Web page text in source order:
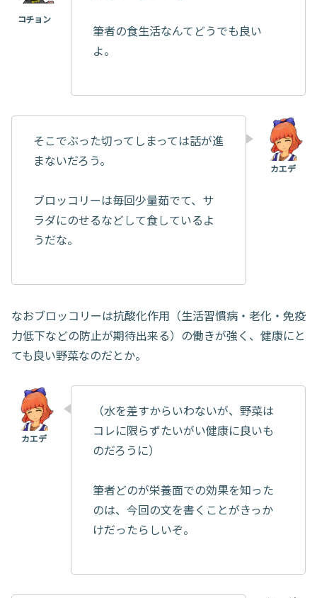
筆者の食生活なんてどうでも良い
よ。
そこでぶった切ってしまっては話が進
まないだろう。
ブロッコリーは毎回少量茹でて、サ
ラダにのせるなどして食しているよ
うだな。
なおブロッコリーは抗酸化作用（生活習慣病・老化・免疫
力低下などの防止が期待出来る）の働きが強く、健康にと
ても良い野菜なのだとか。
（水を差すからいわないが、野菜は
コレに限らずたいがい健康に良いも
のだろうに）
筆者どのが栄養面での効果を知った
のは、今回の文を書くことがきっか
けだったらしいぞ。